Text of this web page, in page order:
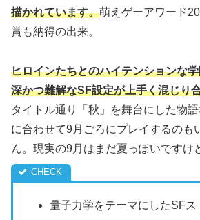
描かれています。萌えゲーアワード
賞も納得の出来。
ヒロインたちとのハイテンションな
深かつ難解なSF設定が上手く混じり
タイトル通り「秋」を舞台にした物
に合わせて9月ごろにプレイするのも
ん。現実の9月はまだ夏っぽいですけ
量子力学をテーマにしたSFス